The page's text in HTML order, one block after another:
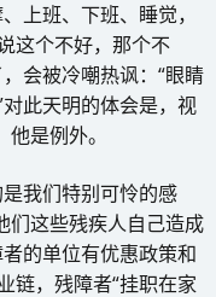
上班、下班、睡觉，
这个不好，那个不
会被冷嘲热讽：“眼睛
此天明的体会是，视
是例外。
我们特别可怜的感
们这些残疾人自己造成
的单位有优惠政策和
链，残障者“挂职在家